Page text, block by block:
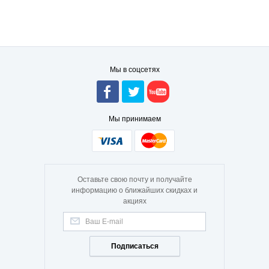
Мы в соцсетях
Мы принимаем
Оставьте свою почту и получайте
информацию о ближайших скидках и
акциях
Подписаться